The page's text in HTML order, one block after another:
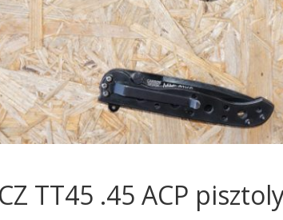
TT45 .45 ACP